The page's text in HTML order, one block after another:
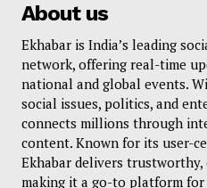
About us
Ekhabar is India’s leading
network, offering real-time
national and global events.
social issues, politics, and
connects millions through
content. Known for its user-
Ekhabar delivers trustworthy,
making it a go-to platform